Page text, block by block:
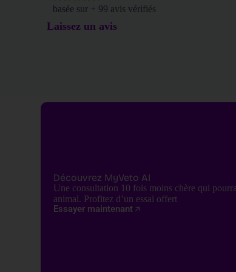
basée sur + 99 avis vérifiés
Laissez un avis
de mes félins.
l'IA a complètement changé ma perspective. Les
incroyablement utiles
Découvrez MyVeto AI
Une consultation 10 fois moins chère qui
animal. Profitez d’un essai offert
Essayer maintenant